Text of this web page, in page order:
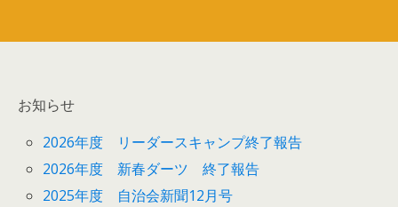
お知らせ
2026年度 リーダースキャンプ終了報告
2026年度 新春ダーツ 終了報告
2025年度 自治会新聞12月号